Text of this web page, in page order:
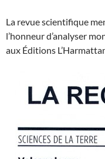
La revue scientifique
l’honneur d’analyser
aux Éditions